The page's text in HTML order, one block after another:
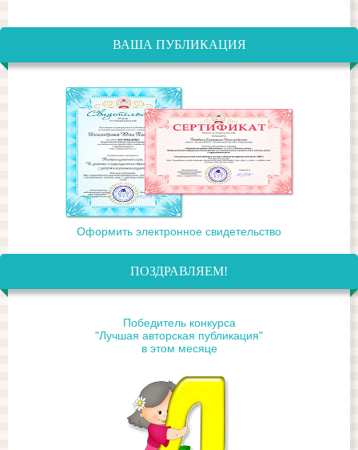
ВАША ПУБЛИКАЦИЯ
Оформить электронное свидетельство
ПОЗДРАВЛЯЕМ!
Победитель конкурса
"Лучшая авторская публикация"
в этом месяце